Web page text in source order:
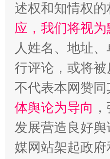
述权和知情权的
应，我们将视
人姓名、地址
行评论，或将
不代表本网赞
体舆论为导向
发展营造良好
媒网站架起政